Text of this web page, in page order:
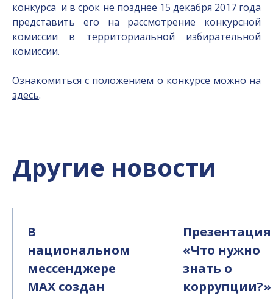
конкурса и в срок не позднее 15 декабря 2017 года
представить его на рассмотрение конкурсной
комиссии в территориальной избирательной
комиссии.
Ознакомиться с положением о конкурсе можно на
здесь.
Другие новости
В
национальном
мессенджере
MAX создан
Презентация
«Что нужно
знать о
коррупции?»